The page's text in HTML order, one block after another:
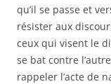
qu’il se passe et
résister aux
ceux qui visent le
se bat contre
rappeler l’acte de